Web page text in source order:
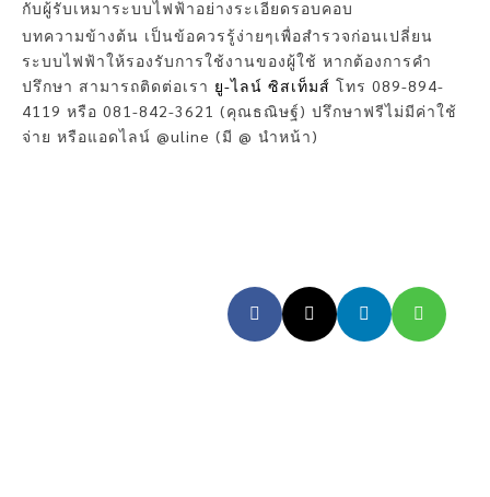
กับผู้รับเหมาระบบไฟฟ้าอย่างระเอียดรอบคอบ
บทความข้างต้น เป็นข้อควรรู้ง่ายๆเพื่อสำรวจก่อนเปลี่ยน
ระบบไฟฟ้าให้รองรับการใช้งานของผู้ใช้ หากต้องการคำ
ปรึกษา สามารถติดต่อเรา ยู-ไลน์ ซิสเท็มส์ โทร 089-894-
4119 หรือ 081-842-3621 (คุณธณิษฐ์) ปรึกษาฟรีไม่มีค่าใช้
จ่าย หรือแอดไลน์ @uline (มี @ นำหน้า)